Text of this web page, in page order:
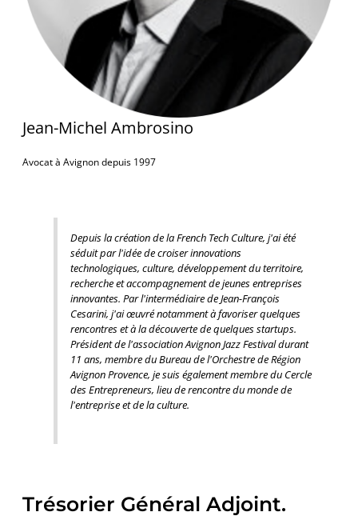
Jean-Michel Ambrosino
Avocat à Avignon depuis 1997
Depuis la création de la French Tech Culture, j'ai été
séduit par l'idée de croiser innovations
technologiques, culture, développement du territoire,
recherche et accompagnement de jeunes entreprises
innovantes. Par l'intermédiaire de Jean-François
Cesarini, j'ai œuvré notamment à favoriser quelques
rencontres et à la découverte de quelques startups.
Président de l'association Avignon Jazz Festival durant
11 ans, membre du Bureau de l'Orchestre de Région
Avignon Provence, je suis également membre du Cercle
des Entrepreneurs, lieu de rencontre du monde de
l'entreprise et de la culture.
Trésorier Général Adjoint.